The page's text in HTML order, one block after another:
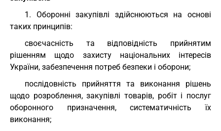
1. Оборонні закупівлі здійснюються на основі
таких принципів:
своєчасність та відповідність прийнятим
рішенням щодо захисту національних інтересів
України, забезпечення потреб безпеки і оборони;
послідовність прийняття та виконання рішень
щодо розроблення, закупівлі товарів, робіт і послуг
оборонного призначення, систематичність їх
виконання;